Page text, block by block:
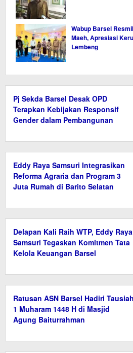
Wabup Barsel
Maeh, Apresiasi
Lembeng
Pj Sekda Barsel Desak OPD
Terapkan Kebijakan Responsif
Gender dalam Pembangunan
Eddy Raya Samsuri Integrasikan
Reforma Agraria dan Program 3
Juta Rumah di Barito Selatan
Delapan Kali Raih WTP, Eddy Raya
Samsuri Tegaskan Komitmen Tata
Kelola Keuangan Barsel
Ratusan ASN Barsel Hadiri Tausiah
1 Muharam 1448 H di Masjid
Agung Baiturrahman